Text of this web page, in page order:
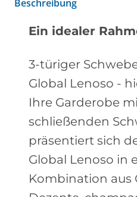
Beschreibung
Ein idealer
3-türiger
Global Lenoso -
Ihre Garderobe
schließenden
präsentiert sich
Global Lenoso in
Kombination aus